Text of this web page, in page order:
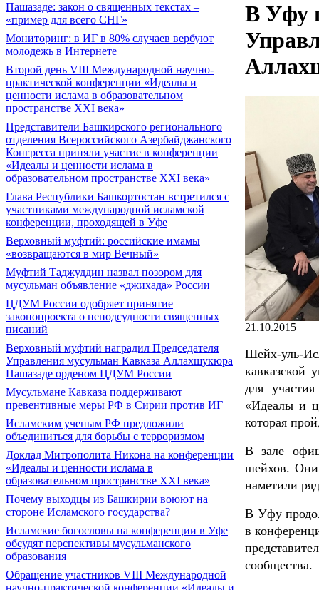
Пашазаде: закон о священных текстах –
«пример для всего СНГ»
Мониторинг: в ИГ в 80% случаев вербуют
молодежь в Интернете
Второй день VIII Международной научно-
практической конференции «Идеалы и
ценности ислама в образовательном
пространстве XXI века»
Представители Башкирского регионального
отделения Всероссийского Азербайджанского
Конгресса приняли участие в конференции
«Идеалы и ценности ислама в
образовательном пространстве XXI века»
Глава Республики Башкортостан встретился с
участниками международной исламской
конференции, проходящей в Уфе
Верховный муфтий: российские имамы
«возвращаются в мир Вечный»
Муфтий Таджуддин назвал позором для
мусульман объявление «джихада» России
ЦДУМ России одобряет принятие
законопроекта о неподсудности священных
писаний
Верховный муфтий наградил Председателя
Управления мусульман Кавказа Аллахшукюра
Пашазаде орденом ЦДУМ России
Мусульмане Кавказа поддерживают
превентивные меры РФ в Сирии против ИГ
Исламским ученым РФ предложили
объединиться для борьбы с терроризмом
Доклад Митрополита Никона на конференции
«Идеалы и ценности ислама в
образовательном пространстве XXI века»
Почему выходцы из Башкирии воюют на
стороне Исламского государства?
Исламские богословы на конференции в Уфе
обсудят перспективы мусульманского
образования
Обращение участников VIII Международной
научно-практической конференции «Идеалы и
В Уфу
21.10.2015
Шейх-уль-
для
«Идеалы и
которая
В зале
шейхов. Они
наметили
В Уфу
в
сообщества.